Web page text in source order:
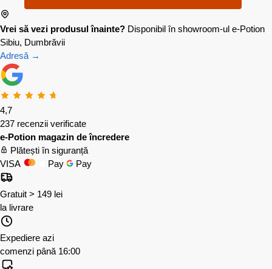
Vrei să vezi produsul înainte? Disponibil în showroom-ul e-Potion
Sibiu, Dumbrăvii
Adresă →
4,7
237 recenzii verificate
e-Potion magazin de încredere
Plătești în siguranță
VISA
Pay Pay
Gratuit > 149 lei
la livrare
Expediere azi
comenzi până 16:00